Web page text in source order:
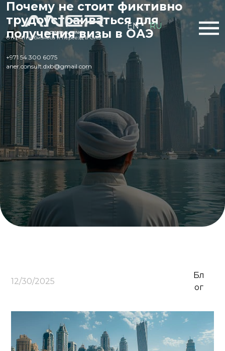
Открытие бизнеса и переезд в ОАЭ
+971 54 300 6075
aner.consult.dxb@gmail.com
EN RU
Почему не стоит фиктивно
трудоустраиваться для
получения визы в ОАЭ
12/30/2025
Бл
ог